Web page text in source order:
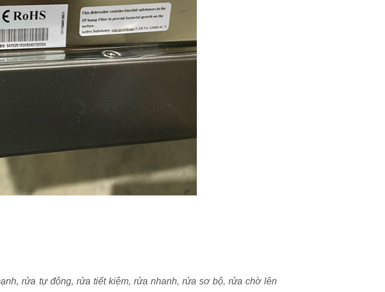
rửa tự động, rửa tiết kiệm, rửa nhanh, rửa sơ bộ, rửa chờ lên